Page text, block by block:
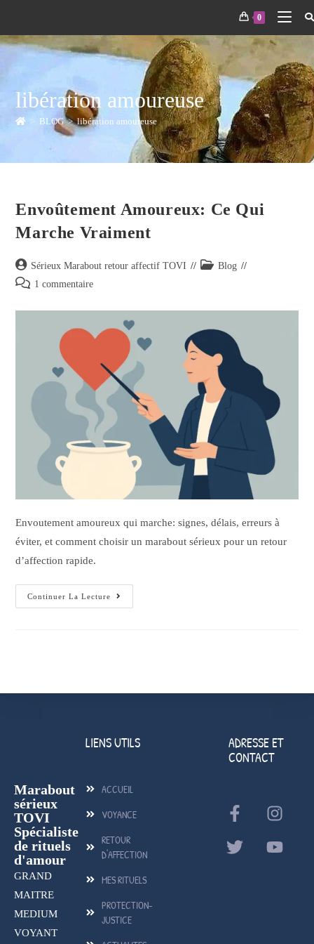
0
libération amoureuse
> BLOG > libération amoureuse
Envoûtement Amoureux: Ce Qui
Marche Vraiment
Sérieux Marabout retour affectif TOVI
Blog
1 commentaire
Envoutement amoureux qui marche: signes, délais, erreurs à
éviter, et comment choisir un marabout sérieux pour un retour
d’affection rapide.
Continuer La Lecture
Marabout
sérieux
TOVI
Spécialiste
de rituels
d'amour
GRAND
MAITRE
MEDIUM
VOYANT
LIENS UTILS
ACCUEIL
VOYANCE
RETOUR
D'AFFECTION
MES RITUELS
PROTECTION-
JUSTICE
ADRESSE ET
CONTACT